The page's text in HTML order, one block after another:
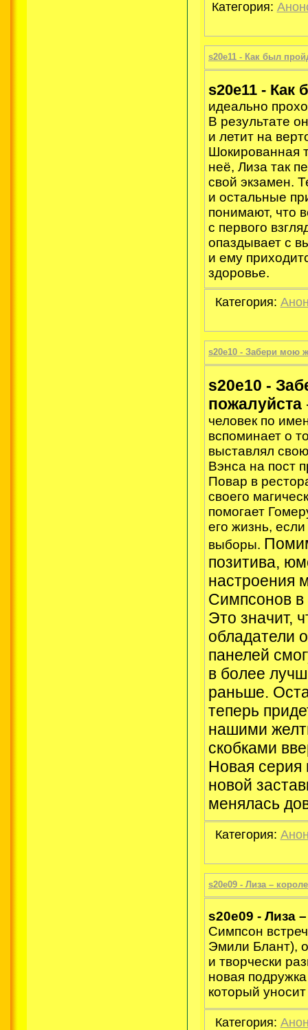
Категория:
s20e11 - Как был
s20e11 - Как
идеально
В результате
и летит на
Шокированная
неё, Лиза так
свой экзамен.
и остальные
понимают, что
с первого
опаздывает с
и ему
здоровье.
Категория:
s20e10 - Забери мою
s20e10 -
пожалуйста
человек по
вспоминает о
выставлял
Вэнса на пост
Повар в
своего
помогает
его жизнь,
выборы.
позитива,
настроения
Симпсонов
Это значит,
обладатели
панелей
в более
раньше.
теперь
нашими
скобками
Новая серия
новой
менялась
Категория:
s20e09 - Лиза –
s20e09 - Лиза
Симпсон
Эмили Блант),
и творчески
новая
который
Категория: